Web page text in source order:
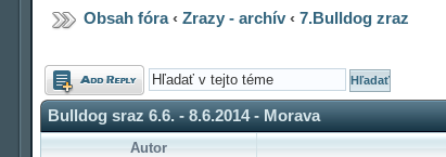
Obsah fóra‹Zrazy - archív ‹7.Bulldog zraz
Odoslať
odpoveď
Bulldog sraz 6.6. - 8.6.2014 - Morava
Autor